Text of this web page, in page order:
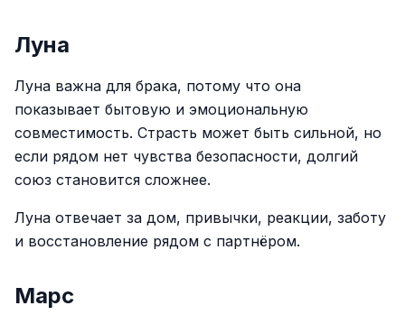
Луна
Луна важна для брака, потому что она
показывает бытовую и эмоциональную
совместимость. Страсть может быть сильной, но
если рядом нет чувства безопасности, долгий
союз становится сложнее.
Луна отвечает за дом, привычки, реакции, заботу
и восстановление рядом с партнёром.
Марс